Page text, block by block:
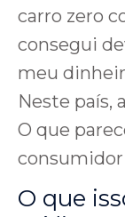
carro zero
consegui
meu
Neste país,
O que
O que